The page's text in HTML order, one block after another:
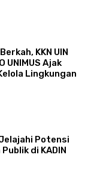
KKN UIN
UNIMUS Ajak
Lingkungan
Jelajahi Potensi
di KADIN